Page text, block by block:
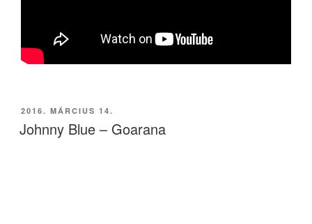
BEKÜLDVE:
2016. MÁRCIUS 14.
Johnny Blue – Goarana